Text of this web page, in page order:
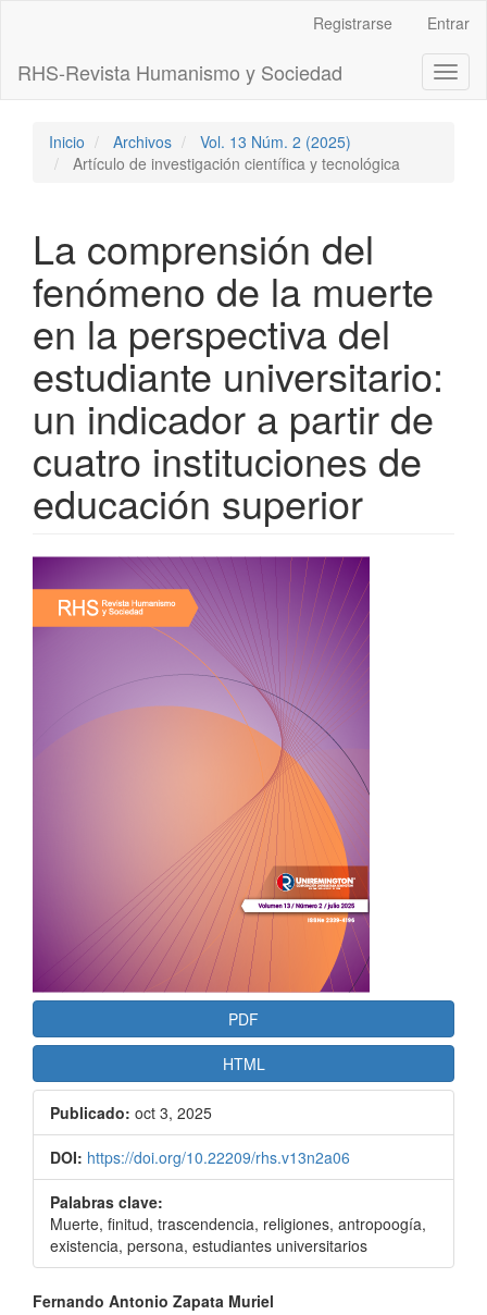
principal
Barra
Registrarse Entrar
RHS-Revista Humanismo y Sociedad
Inicio Archivos
Vol. 13 Núm. 2 (2025)
Artículo de investigación científica y tecnológica
La comprensión del
fenómeno de la muerte
en la perspectiva del
estudiante universitario:
un indicador a partir de
cuatro instituciones de
educación superior
Barra
lateral
artículo
PDF
HTML
Publicado: oct 3, 2025
DOI: https://doi.org/10.22209/rhs.v13n2a06
Palabras clave:
Muerte, finitud, trascendencia, religiones, antropoogía,
existencia, persona, estudiantes universitarios
Fernando Antonio Zapata Muriel